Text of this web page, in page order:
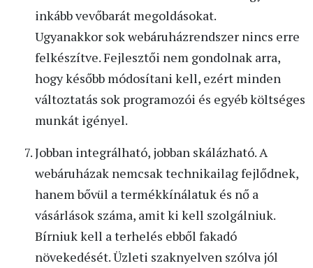
inkább vevőbarát megoldásokat.
Ugyanakkor sok webáruházrendszer nincs erre
felkészítve. Fejlesztői nem gondolnak arra,
hogy később módosítani kell, ezért minden
változtatás sok programozói és egyéb költséges
munkát igényel.
Jobban integrálható, jobban skálázható. A
webáruházak nemcsak technikailag fejlődnek,
hanem bővül a termékkínálatuk és nő a
vásárlások száma, amit ki kell szolgálniuk.
Bírniuk kell a terhelés ebből fakadó
növekedését. Üzleti szaknyelven szólva jól